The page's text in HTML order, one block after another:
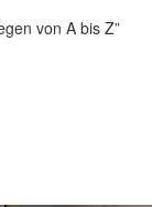
von A bis Z”